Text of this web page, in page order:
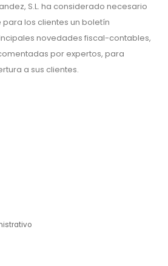
S.L. ha considerado necesario
los clientes un boletín
novedades fiscal-contables,
por expertos, para
a sus clientes.